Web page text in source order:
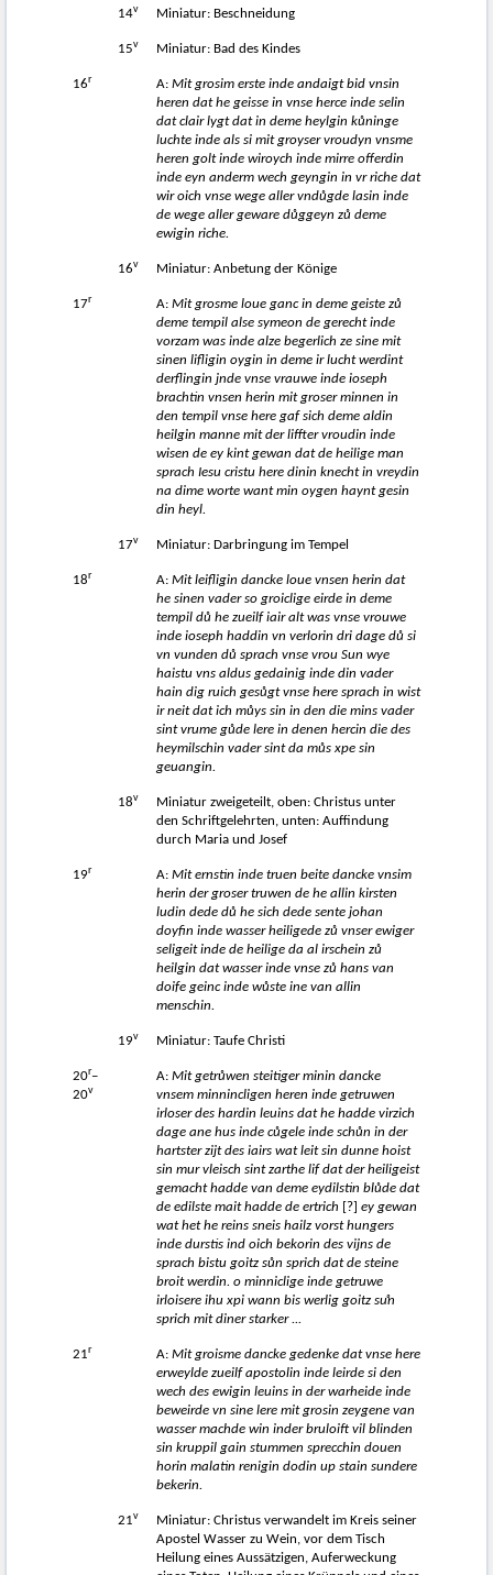
14v Miniatur: Beschneidung
15v Miniatur: Bad des Kindes
16r A: Mit grosim erste inde andaigt bid vnsin
heren dat he geisse in vnse herce inde selin
dat clair lygt dat in deme heylgin kůninge
luchte inde als si mit groyser vroudyn vnsme
heren golt inde wiroych inde mirre offerdin
inde eyn anderm wech geyngin in vr riche dat
wir oich vnse wege aller vndůgde lasin inde
de wege aller geware důggeyn zů deme
ewigin riche.
16v Miniatur: Anbetung der Könige
17r A: Mit grosme loue ganc in deme geiste zů
deme tempil alse symeon de gerecht inde
vorzam was inde alze begerlich ze sine mit
sinen lifligin oygin in deme ir lucht werdint
derflingin jnde vnse vrauwe inde ioseph
brachtin vnsen herin mit groser minnen in
den tempil vnse here gaf sich deme aldin
heilgin manne mit der liffter vroudin inde
wisen de ey kint gewan dat de heilige man
sprach Iesu cristu here dinin knecht in vreydin
na dime worte want min oygen haynt gesin
din heyl.
17v Miniatur: Darbringung im Tempel
18r A: Mit leifligin dancke loue vnsen herin dat
he sinen vader so groiclige eirde in deme
tempil dů he zueilf iair alt was vnse vrouwe
inde ioseph haddin vn verlorin dri dage dů si
vn vunden dů sprach vnse vrou Sun wye
haistu vns aldus gedainig inde din vader
hain dig ruich gesůgt vnse here sprach in wist
ir neit dat ich můys sin in den die mins vader
sint vrume gůde lere in denen hercin die des
heymilschin vader sint da můs xpe sin
geuangin.
18v
Miniatur zweigeteilt, oben: Christus unter
den Schriftgelehrten, unten: Auffindung
durch Maria und Josef
19r A: Mit ernstin inde truen beite dancke vnsim
herin der groser truwen de he allin kirsten
ludin dede dů he sich dede sente johan
doyfin inde wasser heiligede zů vnser ewiger
seligeit inde de heilige da al irschein zů
heilgin dat wasser inde vnse zů hans van
doife geinc inde wůste ine van allin
menschin.
19v Miniatur: Taufe Christi
20r–
20v
A: Mit getrůwen steitiger minin dancke
vnsem minnincligen heren inde getruwen
irloser des hardin leuins dat he hadde virzich
dage ane hus inde cůgele inde schůn in der
hartster zijt des iairs wat leit sin dunne hoist
sin mur vleisch sint zarthe lif dat der heiligeist
gemacht hadde van deme eydilstin blůde dat
de edilste mait hadde de ertrich [?] ey gewan
wat het he reins sneis hailz vorst hungers
inde durstis ind oich bekorin des vijns de
sprach bistu goitz sůn sprich dat de steine
broit werdin. o minniclige inde getruwe
irloisere ihu xpi wann bis werlig goitz suͦn
sprich mit diner starker ...
21r A: Mit groisme dancke gedenke dat vnse here
erweylde zueilf apostolin inde leirde si den
wech des ewigin leuins in der warheide inde
beweirde vn sine lere mit grosin zeygene van
wasser machde win inder bruloift vil blinden
sin kruppil gain stummen sprecchin douen
horin malatin renigin dodin up stain sundere
bekerin.
21v
Miniatur: Christus verwandelt im Kreis seiner
Apostel Wasser zu Wein, vor dem Tisch
Heilung eines Aussätzigen, Auferweckung